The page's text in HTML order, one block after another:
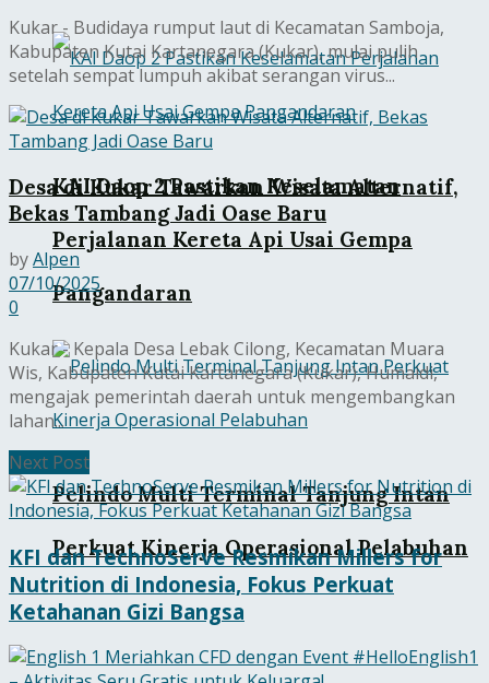
KAI Daop 2 Pastikan Keselamatan
Perjalanan Kereta Api Usai Gempa
Pangandaran
Pelindo Multi Terminal Tanjung Intan
Perkuat Kinerja Operasional Pelabuhan
Kukar - Budidaya rumput laut di Kecamatan Samboja,
Kabupaten Kutai Kartanegara (Kukar), mulai pulih
setelah sempat lumpuh akibat serangan virus...
Desa di Kukar Tawarkan Wisata Alternatif,
Bekas Tambang Jadi Oase Baru
byAlpen
07/10/2025
0
Kukar - Kepala Desa Lebak Cilong, Kecamatan Muara
Wis, Kabupaten Kutai Kartanegara (Kukar), Humaidi,
mengajak pemerintah daerah untuk mengembangkan
lahan...
Next Post
KFI dan TechnoServe Resmikan Millers for
Nutrition di Indonesia, Fokus Perkuat
Ketahanan Gizi Bangsa